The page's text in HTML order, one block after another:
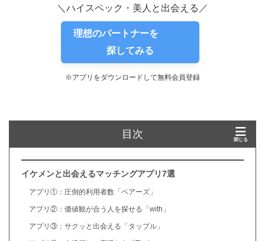
＼ハイスペック・美人と出会える／
理想のパートナーを
探してみる
※アプリをダウンロードして無料会員登録
目次
イケメンと出会えるマッチングアプリ7選
アプリ①：圧倒的利用者数「ペアーズ」
アプリ②：価値観が合う人を探せる「with」
アプリ③：サクッと出会える「タップル」